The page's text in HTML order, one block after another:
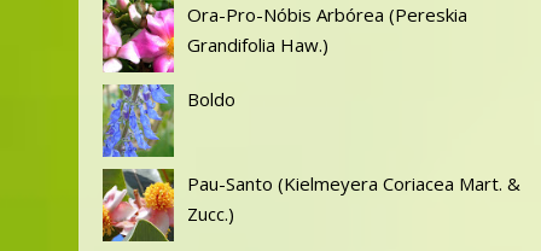
Ora-Pro-Nóbis Arbórea (Pereskia
Grandifolia Haw.)
Boldo
Pau-Santo (Kielmeyera Coriacea Mart. &
Zucc.)